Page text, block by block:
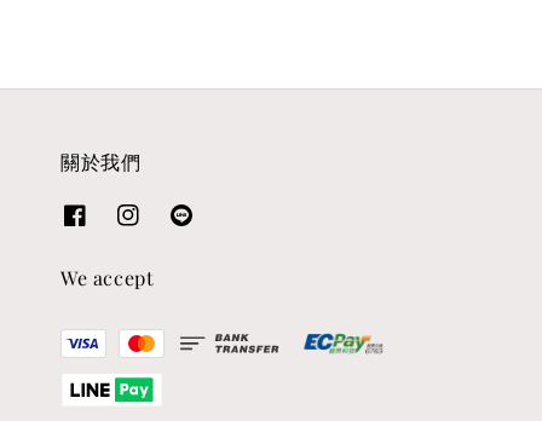
關於我們
We accept